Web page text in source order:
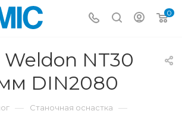
0
NT30
DIN2080
— Станочная оснастка —